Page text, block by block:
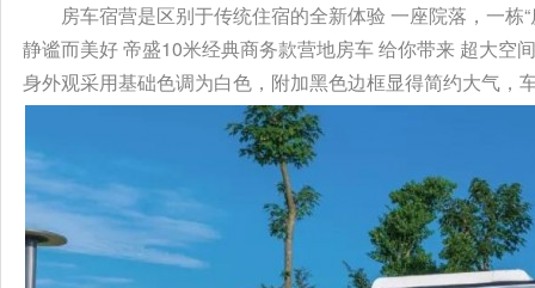
房车宿营是区别于传统住宿的全新体验 一座院落，一
静谧而美好 帝盛10米经典商务款营地房车 给你带来 超大空
身外观采用基础色调为白色，附加黑色边框显得简约大气，